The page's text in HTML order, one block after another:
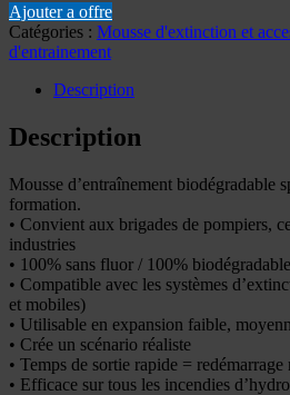
Ajouter a offre
Catégories : Mousse d'extinction et
d'entrainement
Description
Description
Mousse d’entraînement biodégradable
formation.
• Convient aux brigades de pompiers,
industries
• 100% sans fluor / 100% biodégradable
• Compatible avec les systèmes
et mobiles)
• Utilisable en expansion faible,
• Crée un scénario réaliste
• Temps de sortie rapide = redémarrage
• Efficace sur tous les incendies